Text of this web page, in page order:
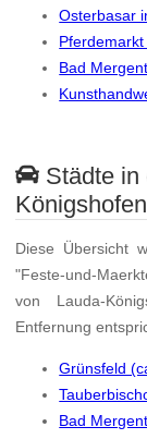
Osterbasar
Bad
Städte in
Königshofen
Diese Übersicht
"Feste-und-
von Lauda-
Entfernung
Grünsfeld
Bad